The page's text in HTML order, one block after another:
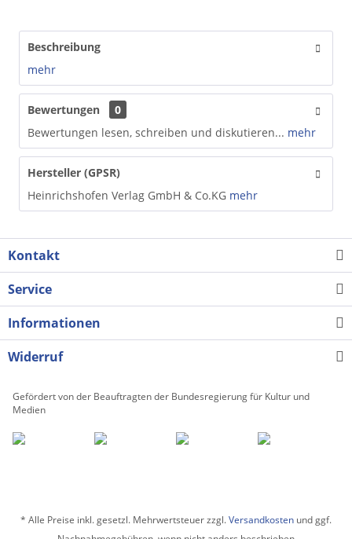
Beschreibung
mehr
Bewertungen
0
Bewertungen lesen, schreiben und diskutieren... mehr
Hersteller (GPSR)
Heinrichshofen Verlag GmbH & Co.KG mehr
Kontakt
Service
Informationen
Widerruf
Gefördert von der Beauftragten der Bundesregierung für Kultur und
Medien
* Alle Preise inkl. gesetzl. Mehrwertsteuer zzgl.Versandkosten und ggf.